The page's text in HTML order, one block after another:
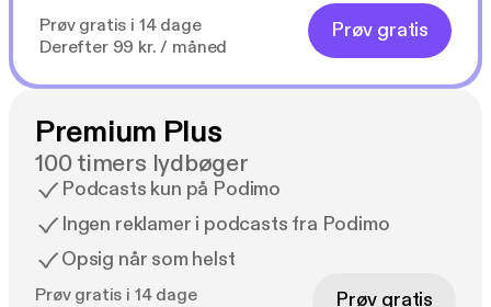
Prøv gratis i 14 dage
Derefter 99 kr. / måned
Prøv gratis
Premium Plus
100 timers lydbøger
Podcasts kun på Podimo
Ingen reklamer i podcasts fra Podimo
Opsig når som helst
Prøv gratis i 14 dage
Prøv gratis